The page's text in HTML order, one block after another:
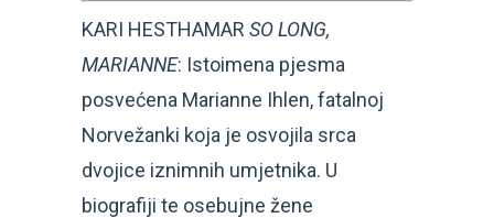
KARI HESTHAMAR SO LONG,
MARIANNE: Istoimena pjesma
posvećena Marianne Ihlen, fatalnoj
Norvežanki koja je osvojila srca
dvojice iznimnih umjetnika. U
biografiji te osebujne žene